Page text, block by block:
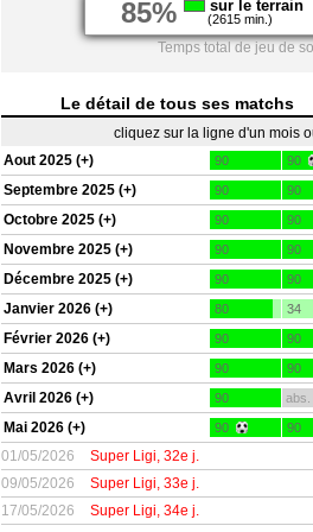
85% sur le terrain
(2615 min.)
Temps total de jeu de
Le détail de tous ses matchs
cliquez sur la ligne d'un mois
Aout 2025 (+)
90 90
Septembre 2025 (+) 90 90
Octobre 2025 (+) 90 90
Novembre 2025 (+) 90 90
Décembre 2025 (+) 90 90
Janvier 2026 (+) 80 34
Février 2026 (+) 90 90
Mars 2026 (+) 90 90
Avril 2026 (+) 90 abs.
Mai 2026 (+) 90 90
01/05/2026 Super Ligi, 32e j.
09/05/2026
Super Ligi, 33e j.
17/05/2026
Super Ligi, 34e j.